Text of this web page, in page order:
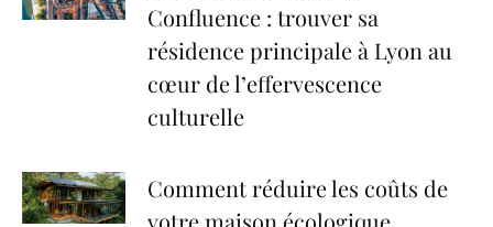
Confluence : trouver sa
résidence principale à Lyon au
cœur de l’effervescence
culturelle
Comment réduire les coûts de
votre maison écologique